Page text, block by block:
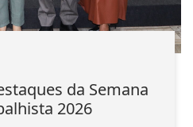
da Semana
2026